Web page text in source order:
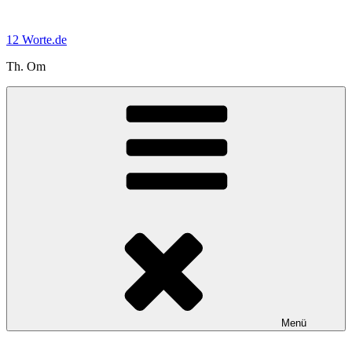
springen
12 Worte.de
Th. Om
Menü